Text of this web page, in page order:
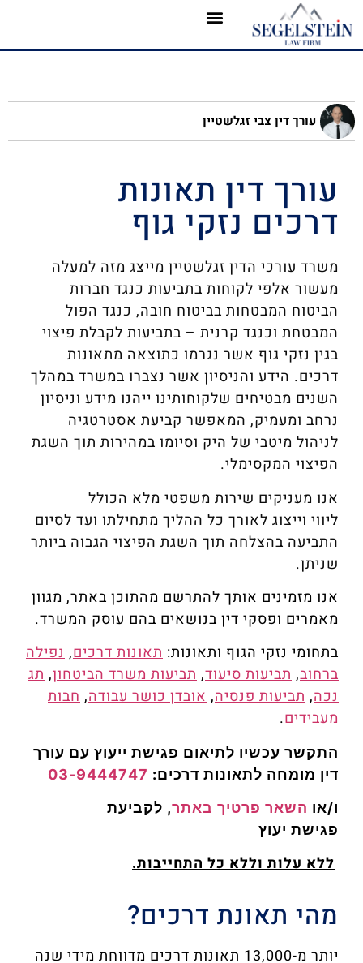
עורך דין צבי זגלשטיין
עורך דין תאונות
דרכים נזקי גוף
משרד עורכי הדין זגלשטיין מייצג מזה למעלה
מעשור אלפי לקוחות בתביעות כנגד חברות
הביטוח המבטחות בביטוח חובה, כנגד הפול
המבטחת וכנגד קרנית – בתביעות לקבלת פיצוי
בגין נזקי גוף אשר נגרמו כתוצאה מתאונות
דרכים. הידע והניסיון אשר נצברו במשרד במהלך
השנים מבטיחים שלקוחותינו ייהנו מידע וניסיון
נרחב ומעמיק, המאפשר קביעת אסטרטגיה
לניהול מיטבי של היק וסיומו במהירות תוך השגת
הפיצוי המקסימלי.
אנו מעניקים שירות משפטי מלא הכולל
ליווי וייצוג לאורך כל ההליך מתחילתו ועד לסיום
התביעה בהצלחה תוך השגת הפיצוי הגבוה ביותר
שניתן.
אנו מזמינים אותך להתרשם מהתוכן באתר, מגוון
מאמרים ופסקי דין בנושאים בהם עוסק המשרד.
בתחומי נזקי הגוף ותאונות: תאונות דרכים,נפילה
ברחוב,תביעות סיעוד,תביעות משרד הביטחון,תג
נכה,תביעות פנסיה,אובדן כושר עבודה,חבות
מעבידים.
התקשר עכשיו לתיאום פגישת ייעוץ עם עורך
דין מומחה לתאונות דרכים:
ו/או השאר פרטיך באתר, לקביעת
פגישת יעוץ
ללא עלות וללא כל התחייבות.
מהי תאונת דרכים?
יותר מ-13,000 תאונות דרכים מדווחת מידי שנה